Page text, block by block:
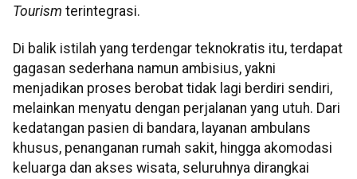
Tourism terintegrasi.
Di balik istilah yang terdengar teknokratis itu, terdapat
gagasan sederhana namun ambisius, yakni
menjadikan proses berobat tidak lagi berdiri sendiri,
melainkan menyatu dengan perjalanan yang utuh. Dari
kedatangan pasien di bandara, layanan ambulans
khusus, penanganan rumah sakit, hingga akomodasi
keluarga dan akses wisata, seluruhnya dirangkai